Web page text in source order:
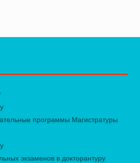
программы Магистратуры
экзаменов в докторантуру